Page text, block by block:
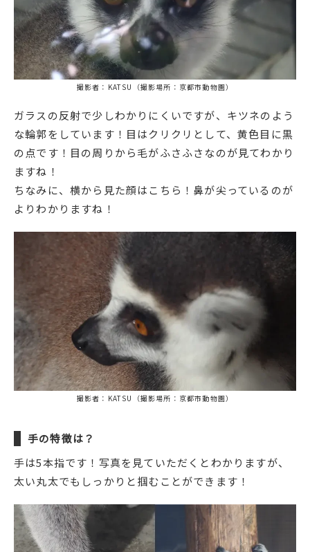
撮影者：KATSU（撮影場所：京都市動物園）
ガラスの反射で少しわかりにくいですが、キツネのよう
な輪郭をしています！目はクリクリとして、黄色目に黒
の点です！目の周りから毛がふさふさなのが見てわかり
ますね！
ちなみに、横から見た顔はこちら！鼻が尖っているのが
よりわかりますね！
撮影者：KATSU（撮影場所：京都市動物園）
手の特徴は？
手は5本指です！写真を見ていただくとわかりますが、
太い丸太でもしっかりと掴むことができます！